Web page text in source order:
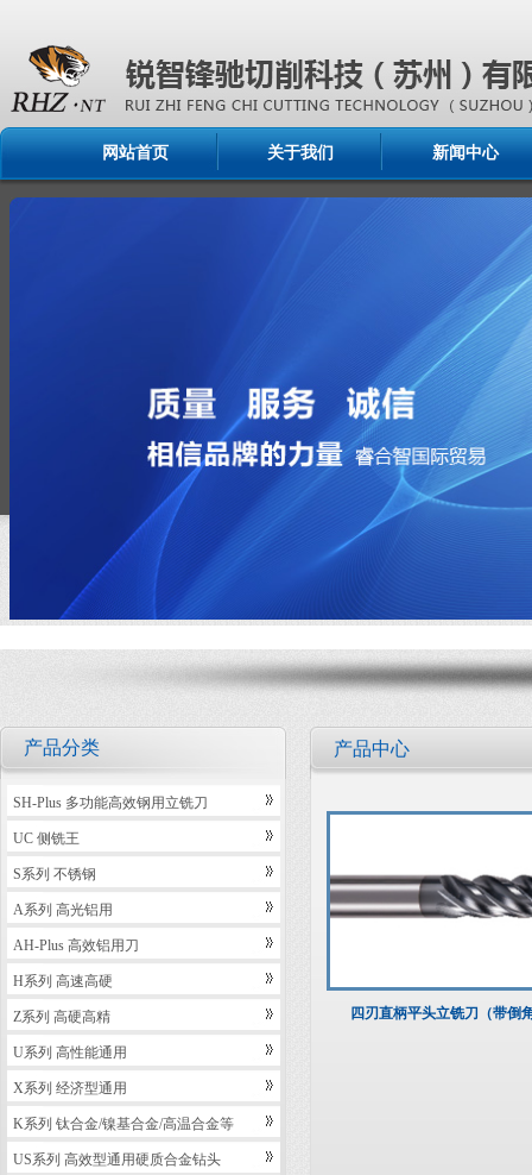
网站首页 关于我们 新闻中心
产品分类
SH-Plus 多功能高效钢用立铣刀
UC 侧铣王
S系列 不锈钢
A系列 高光铝用
AH-Plus 高效铝用刀
H系列 高速高硬
Z系列 高硬高精
U系列 高性能通用
X系列 经济型通用
K系列 钛合金/镍基合金/高温合金等
US系列 高效型通用硬质合金钻头
产品中心
四刃直柄平头立铣刀（带倒